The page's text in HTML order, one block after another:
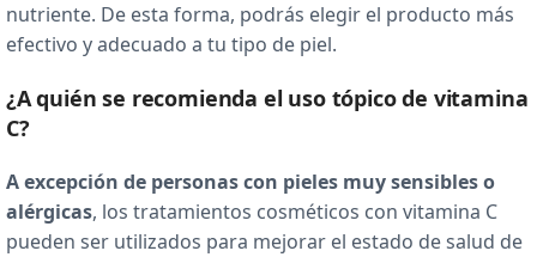
nutriente. De esta forma, podrás elegir el producto más
efectivo y adecuado a tu tipo de piel.
¿A quién se recomienda el uso tópico de vitamina
C?
A excepción de personas con pieles muy sensibles o
alérgicas, los tratamientos cosméticos con vitamina C
pueden ser utilizados para mejorar el estado de salud de